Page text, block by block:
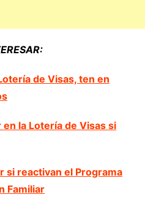
de Visas, ten en
la Lotería de Visas si
si reactivan el Programa
Familiar